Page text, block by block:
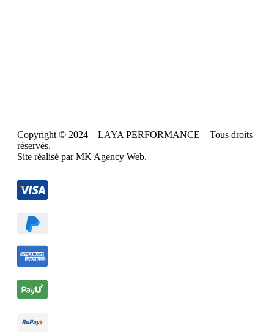
Copyright © 2024 – LAYA PERFORMANCE – Tous droits
réservés.
Site réalisé par MK Agency Web.